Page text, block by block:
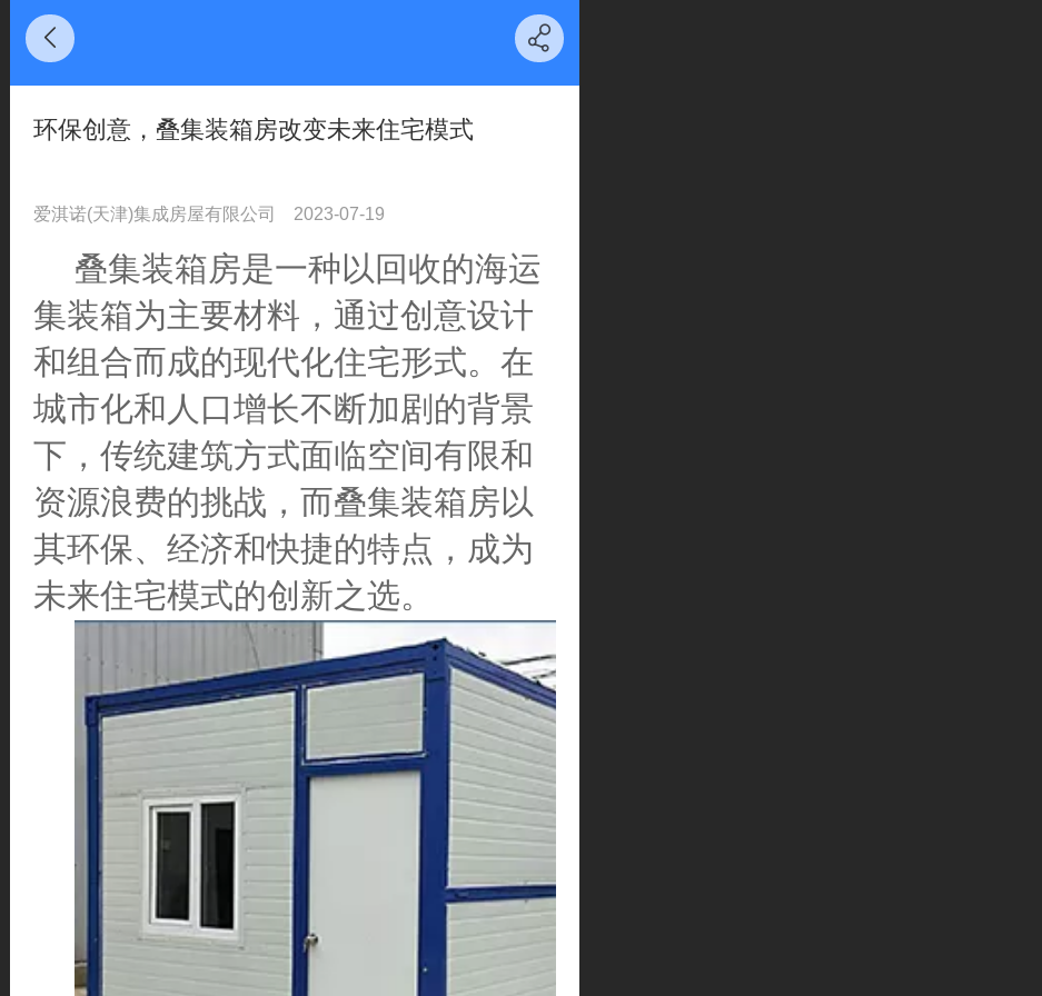
环保创意，叠集装箱房改变未来住宅模式
爱淇诺(天津)集成房屋有限公司 2023-07-19
叠集装箱房是一种以回收的海运
集装箱为主要材料，通过创意设计
和组合而成的现代化住宅形式。在
城市化和人口增长不断加剧的背景
下，传统建筑方式面临空间有限和
资源浪费的挑战，而叠集装箱房以
其环保、经济和快捷的特点，成为
未来住宅模式的创新之选。